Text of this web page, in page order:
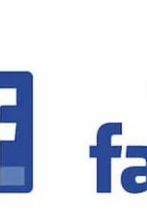
chuyên nghiệp và lưu
một hệ thống kiểm
rượu vang tốt của
rượu mang lại cho